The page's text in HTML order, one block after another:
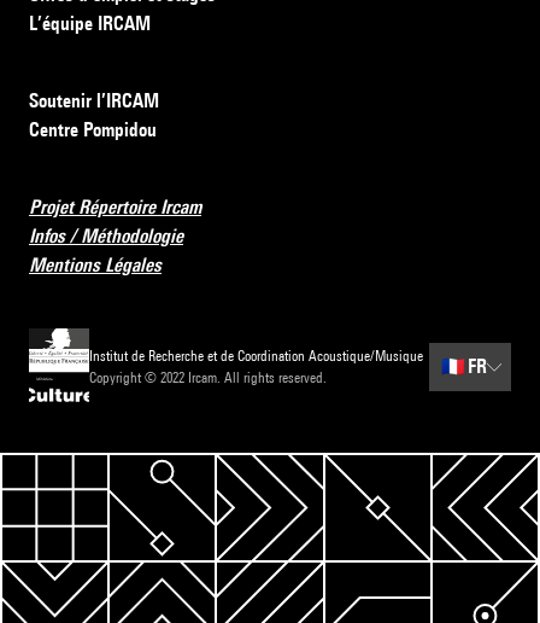
L’équipe IRCAM
Soutenir l’IRCAM
Centre Pompidou
Projet Répertoire Ircam
Infos / Méthodologie
Mentions Légales
Institut de Recherche et de Coordination Acoustique/Musique
Copyright © 2022 Ircam. All rights reserved.
🇫🇷 FR